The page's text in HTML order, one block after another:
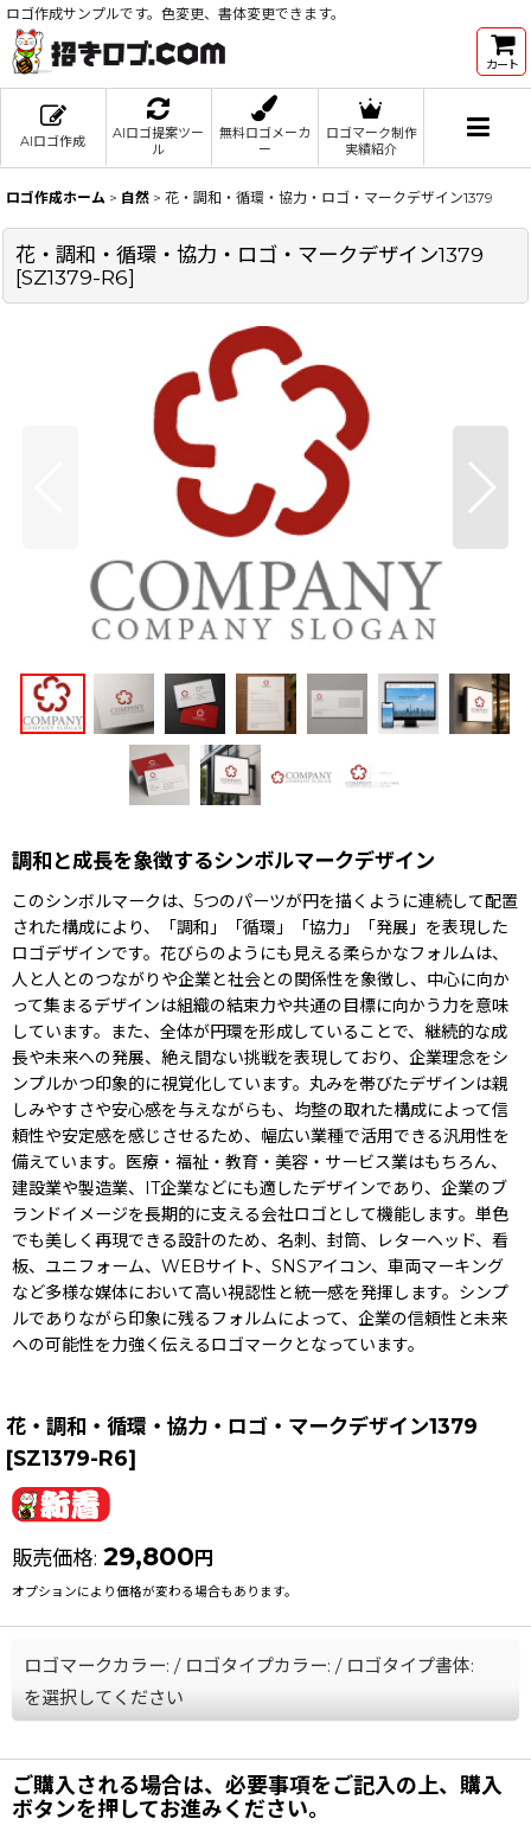
ロゴ作成サンプルです。色変更、書体変更できます。
カート
AIロゴ作成
AIロゴ提案ツー
ル
無料ロゴメーカ
ー
ロゴマーク制作
実績紹介
ロゴ作成ホーム > 自然 > 花・調和・循環・協力・ロゴ・マークデザイン1379
花・調和・循環・協力・ロゴ・マークデザイン1379
[SZ1379-R6]
調和と成長を象徴するシンボルマークデザイン
このシンボルマークは、5つのパーツが円を描くように連続して配置
された構成により、「調和」「循環」「協力」「発展」を表現した
ロゴデザインです。花びらのようにも見える柔らかなフォルムは、
人と人とのつながりや企業と社会との関係性を象徴し、中心に向か
って集まるデザインは組織の結束力や共通の目標に向かう力を意味
しています。また、全体が円環を形成していることで、継続的な成
長や未来への発展、絶え間ない挑戦を表現しており、企業理念をシ
ンプルかつ印象的に視覚化しています。丸みを帯びたデザインは親
しみやすさや安心感を与えながらも、均整の取れた構成によって信
頼性や安定感を感じさせるため、幅広い業種で活用できる汎用性を
備えています。医療・福祉・教育・美容・サービス業はもちろん、
建設業や製造業、IT企業などにも適したデザインであり、企業のブ
ランドイメージを長期的に支える会社ロゴとして機能します。単色
でも美しく再現できる設計のため、名刺、封筒、レターヘッド、看
板、ユニフォーム、WEBサイト、SNSアイコン、車両マーキング
など多様な媒体において高い視認性と統一感を発揮します。シンプ
ルでありながら印象に残るフォルムによって、企業の信頼性と未来
への可能性を力強く伝えるロゴマークとなっています。
花・調和・循環・協力・ロゴ・マークデザイン1379
[SZ1379-R6]
販売価格: 29,800 円
オプションにより価格が変わる場合もあります。
ロゴマークカラー: / ロゴタイプカラー: / ロゴタイプ書体:
を選択してください
ご購入される場合は、必要事項をご記入の上、購入
ボタンを押してお進みください。